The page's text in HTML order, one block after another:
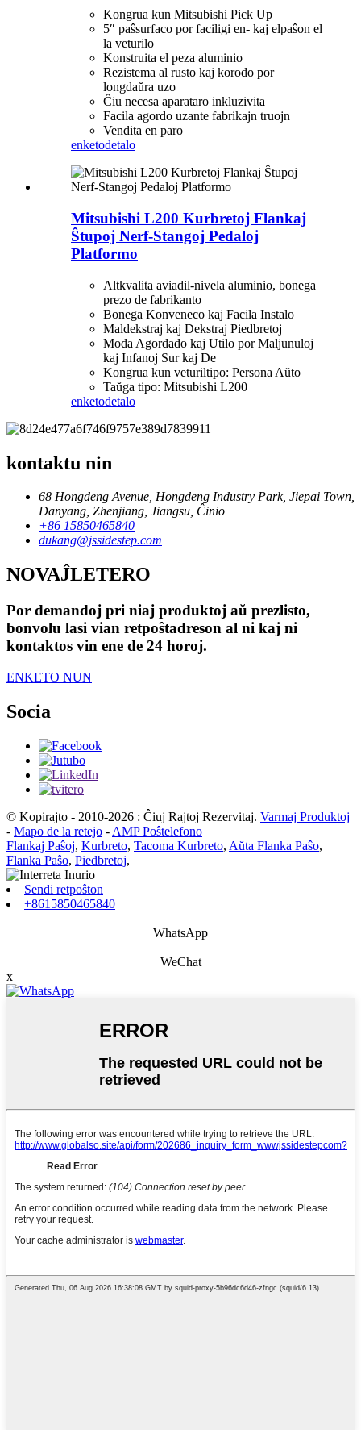
Kongrua kun Mitsubishi Pick Up
5″ paŝsurfaco por faciligi en- kaj elpaŝon el
la veturilo
Konstruita el peza aluminio
Rezistema al rusto kaj korodo por
longdaŭra uzo
Ĉiu necesa aparataro inkluzivita
Facila agordo uzante fabrikajn truojn
Vendita en paro
enketodetalo
Mitsubishi L200 Kurbretoj Flankaj
Ŝtupoj Nerf-Stangoj Pedaloj
Platformo
Altkvalita aviadil-nivela aluminio, bonega
prezo de fabrikanto
Bonega Konveneco kaj Facila Instalo
Maldekstraj kaj Dekstraj Piedbretoj
Moda Agordado kaj Utilo por Maljunuloj
kaj Infanoj Sur kaj De
Kongrua kun veturiltipo: Persona Aŭto
Taŭga tipo: Mitsubishi L200
enketodetalo
kontaktu nin
68 Hongdeng Avenue, Hongdeng Industry Park, Jiepai Town,
Danyang, Zhenjiang, Jiangsu, Ĉinio
+86 15850465840
dukang@jssidestep.com
NOVAĴLETERO
Por demandoj pri niaj produktoj aŭ prezlisto,
bonvolu lasi vian retpoŝtadreson al ni kaj ni
kontaktos vin ene de 24 horoj.
ENKETO NUN
Socia
© Kopirajto - 2010-2026 : Ĉiuj Rajtoj Rezervitaj. Varmaj Produktoj
- Mapo de la retejo - AMP Poŝtelefono
Flankaj Paŝoj, Kurbreto, Tacoma Kurbreto, Aŭta Flanka Paŝo,
Flanka Paŝo, Piedbretoj,
Sendi retpoŝton
+8615850465840
WhatsApp
WeChat
x